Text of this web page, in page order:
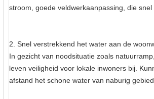
stroom, goede veldwerkaanpassing, die
2. Snel verstrekkend het water aan de
In gezicht van noodsituatie zoals
leven veiligheid voor lokale inwoners bij.
afstand het schone water van naburig